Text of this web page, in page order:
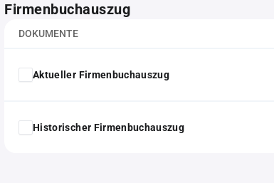
Firmenbuchauszug
DOKUMENTE
Aktueller Firmenbuchauszug
Historischer Firmenbuchauszug